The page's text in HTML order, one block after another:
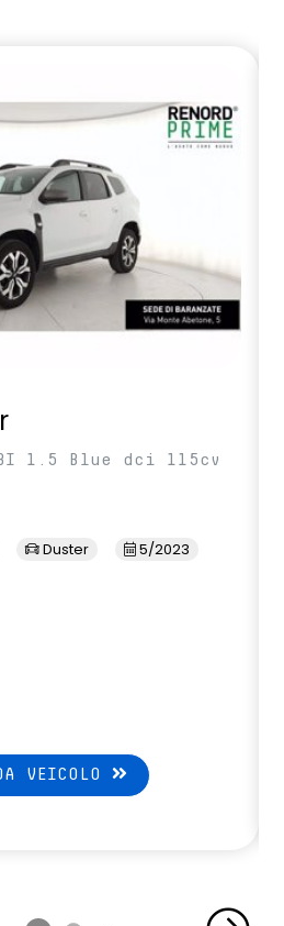
1.5 Blue dci 115cv
Duster
5/2023
VEICOLO